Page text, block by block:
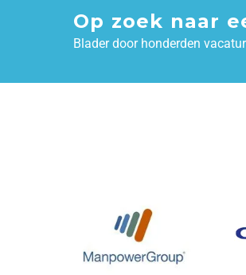
Op zoek naar
Blader door honderden